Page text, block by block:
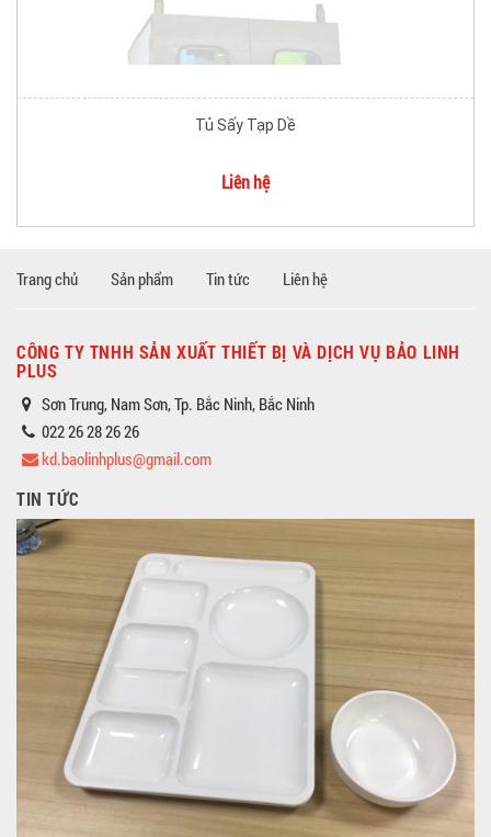
Tủ Sấy Tạp Dề
Liên hệ
Trang chủ Sản phẩm Tin tức Liên hệ
CÔNG TY TNHH SẢN XUẤT THIẾT BỊ VÀ DỊCH VỤ BẢO LINH
PLUS
Sơn Trung, Nam Sơn, Tp. Bắc Ninh, Bắc Ninh
022 26 28 26 26
kd.baolinhplus@gmail.com
TIN TỨC